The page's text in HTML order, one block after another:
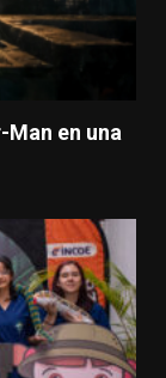
en una